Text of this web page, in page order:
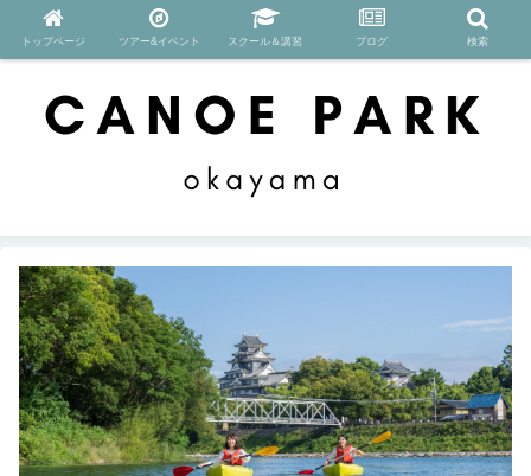
トップページ ツアー&イベント スクール＆講習 ブログ 検索